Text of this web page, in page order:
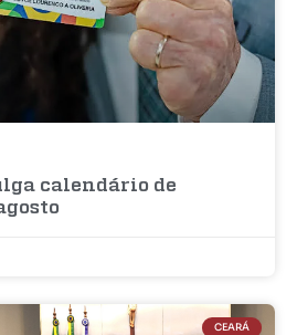
calendário de
CEARÁ